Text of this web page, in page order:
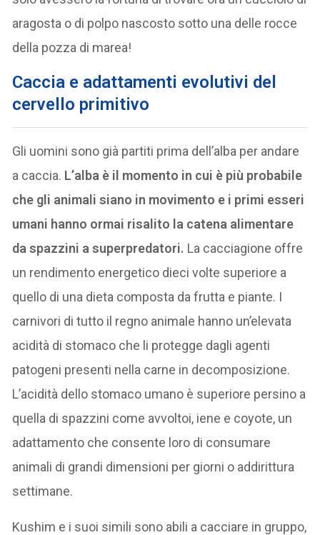
aragosta o di polpo nascosto sotto una delle rocce
della pozza di marea!
Caccia e adattamenti evolutivi del
cervello primitivo
Gli uomini sono già partiti prima dell’alba per andare
a caccia. L’alba è il momento in cui è più probabile
che gli animali siano in movimento e i primi esseri
umani hanno ormai risalito la catena alimentare
da spazzini a superpredatori. La cacciagione offre
un rendimento energetico dieci volte superiore a
quello di una dieta composta da frutta e piante. I
carnivori di tutto il regno animale hanno un’elevata
acidità di stomaco che li protegge dagli agenti
patogeni presenti nella carne in decomposizione.
L’acidità dello stomaco umano è superiore persino a
quella di spazzini come avvoltoi, iene e coyote, un
adattamento che consente loro di consumare
animali di grandi dimensioni per giorni o addirittura
settimane.
Kushim e i suoi simili sono abili a cacciare in gruppo,